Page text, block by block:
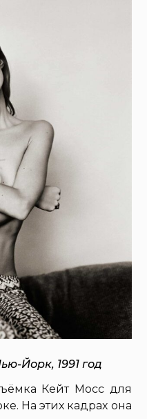
Йорк, 1991 год
Кейт Мосс для
На этих кадрах она